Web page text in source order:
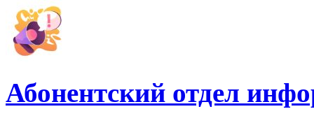
Абонентский отдел